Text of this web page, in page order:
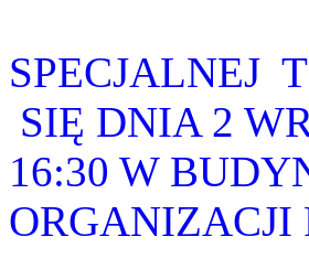
SPECJALNEJ
SIĘ DNIA 2
16:30 W
ORGANIZACJI